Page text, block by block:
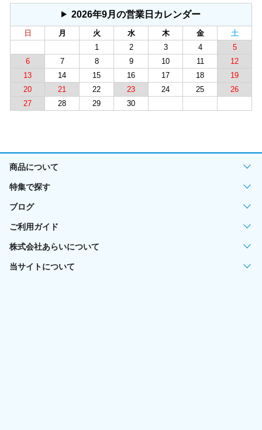
2026年9月の営業日カレンダー
日 月 火 水 木 金
土
1
2 3 4
5
6
7 8 9 10 11
12
13
14 15 16 17 18
19
20
21 22 23 24 25
26
27
28 29 30
商品について
特集で探す
ブログ
ご利用ガイド
株式会社あらいについて
当サイトについて